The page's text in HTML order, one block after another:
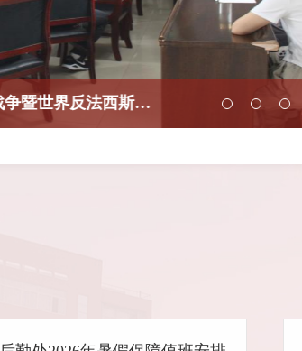
后勤处党支部集中收看纪念中国人民抗日战争暨世界反法西斯战争胜利80周年大会